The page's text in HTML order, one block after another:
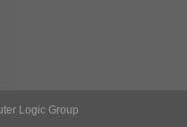
Logic Group